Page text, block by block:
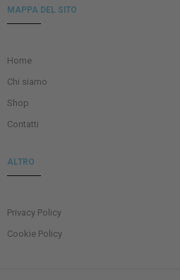
MAPPA DEL SITO
Home
Chi siamo
Shop
Contatti
ALTRO
Privacy Policy
Cookie Policy